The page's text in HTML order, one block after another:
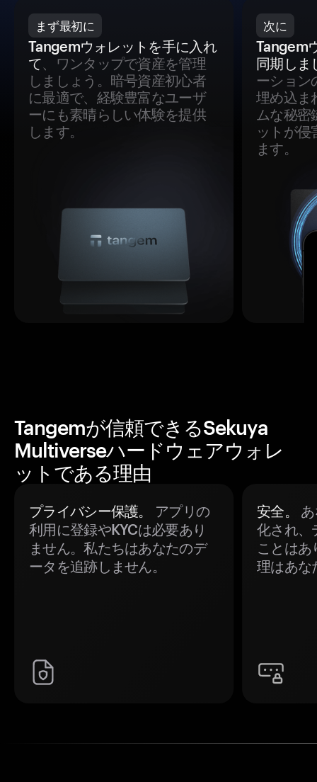
まず最初に
Tangemウォレットを手に入れ
て、ワンタップで資産を管理
しましょう。暗号資産初心者
に最適で、経験豊富なユーザ
ーにも素晴らしい体験を提供
します。
次に
Tangem
同期しま
ーション
埋め込ま
ムな秘密
ットが侵
ます。
Tangemが信頼できるSekuya
Multiverseハードウェアウォレ
ットである理由
プライバシー保護。
アプリの
利用に登録やKYCは必要あり
ません。私たちはあなたのデ
ータを追跡しません。
安全。
化され、
ことはあ
理はあな